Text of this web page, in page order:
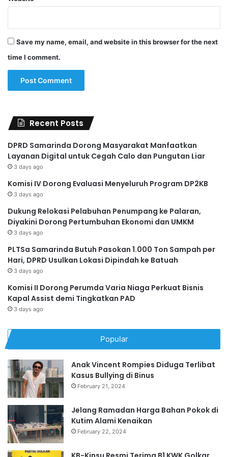
Save my name, email, and website in this browser for the next
time I comment.
Recent Posts
DPRD Samarinda Dorong Masyarakat Manfaatkan
Layanan Digital untuk Cegah Calo dan Pungutan Liar
3 days ago
Komisi IV Dorong Evaluasi Menyeluruh Program DP2KB
3 days ago
Dukung Relokasi Pelabuhan Penumpang ke Palaran,
Diyakini Dorong Pertumbuhan Ekonomi dan UMKM
3 days ago
PLTSa Samarinda Butuh Pasokan 1.000 Ton Sampah per
Hari, DPRD Usulkan Lokasi Dipindah ke Batuah
3 days ago
Komisi II Dorong Perumda Varia Niaga Perkuat Bisnis
Kapal Assist demi Tingkatkan PAD
3 days ago
Popular
Anak Vincent Rompies Diduga Terlibat
Kasus Bullying di Binus
February 21, 2024
Jelang Ramadan Harga Bahan Pokok di
Kutim Alami Kenaikan
February 22, 2024